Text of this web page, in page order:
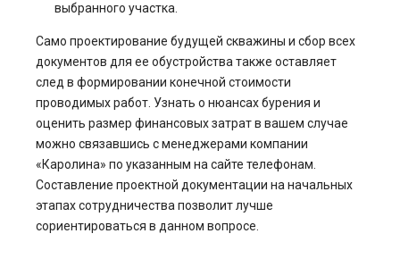
выбранного участка.
Само проектирование будущей скважины и сбор всех
документов для ее обустройства также оставляет
след в формировании конечной стоимости
проводимых работ. Узнать о нюансах бурения и
оценить размер финансовых затрат в вашем случае
можно связавшись с менеджерами компании
«Каролина» по указанным на сайте телефонам.
Составление проектной документации на начальных
этапах сотрудничества позволит лучше
сориентироваться в данном вопросе.